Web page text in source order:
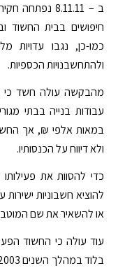
ב – 8.11.11
חיפושים בבית החשוד
כמו-כן, נגבו עדויות
ולהתחשבנויות הכספיות.
עבודות בנייה בבתי
במאות אלפי ₪, אך
ולא דיווח על הכנסותיו.
כדי להסוות את
להוציא חשבוניות
או להשאיר את שם המוטב
עוד עולה כי החשוד